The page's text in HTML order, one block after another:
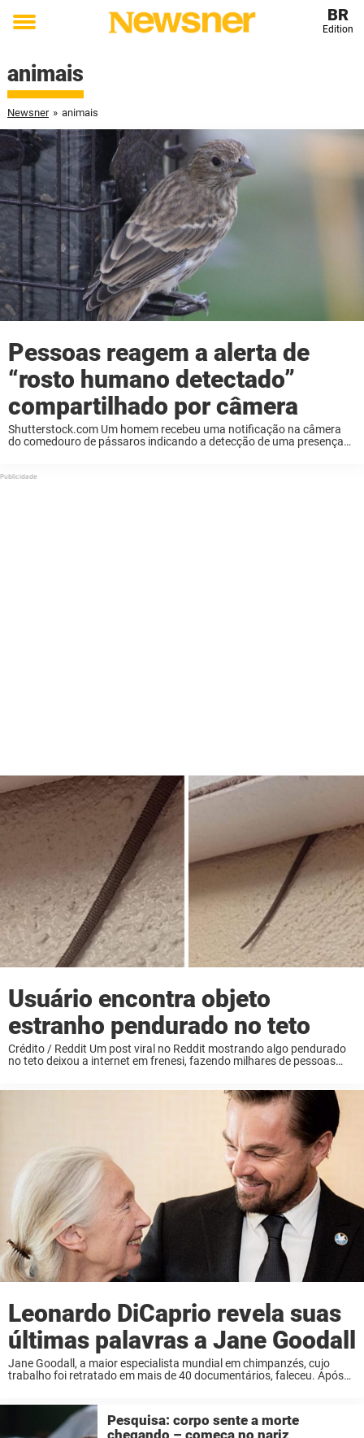
Toggle
BR
Edition
animais
Newsner » animais
Pessoas reagem a alerta de
“rosto humano detectado”
compartilhado por câmera
Shutterstock.com Um homem recebeu uma notificação na câmera
do comedouro de pássaros indicando a detecção de uma presença
Usuário encontra objeto
estranho pendurado no teto
Crédito / Reddit Um post viral no Reddit mostrando algo pendurado
no teto deixou a internet em frenesi, fazendo milhares de pessoas
Leonardo DiCaprio revela suas
últimas palavras a Jane Goodall
Jane Goodall, a maior especialista mundial em chimpanzés, cujo
trabalho foi retratado em mais de 40 documentários, faleceu. Após
Pesquisa: corpo sente a morte